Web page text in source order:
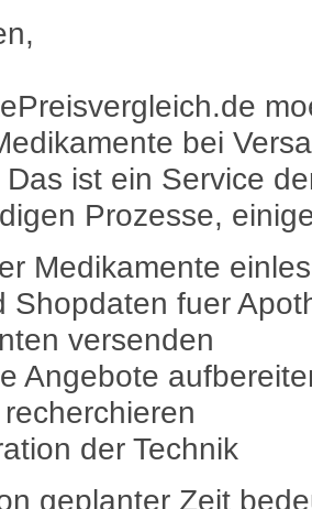
bei
ist ein Service
Prozesse,
Medikamente
Shopdaten fuer
versenden
Angebote
der Technik
geplanter Zeit